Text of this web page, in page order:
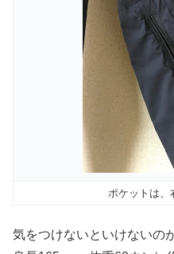
ポケットは、
気をつけないといけないの